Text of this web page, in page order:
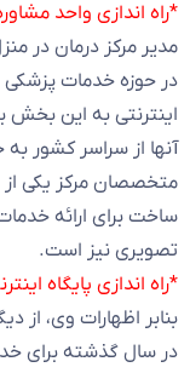
*راه اندازی واحد
مدیر مرکز درمان در
در حوزه خدمات
اینترنتی به این بخش
آنها از سراسر کشور
متخصصان مرکز یکی از
ساخت برای ارائه
تصویری نیز است.
*راه اندازی پایگاه
بنابر اظهارات وی، از
در سال گذشته برای